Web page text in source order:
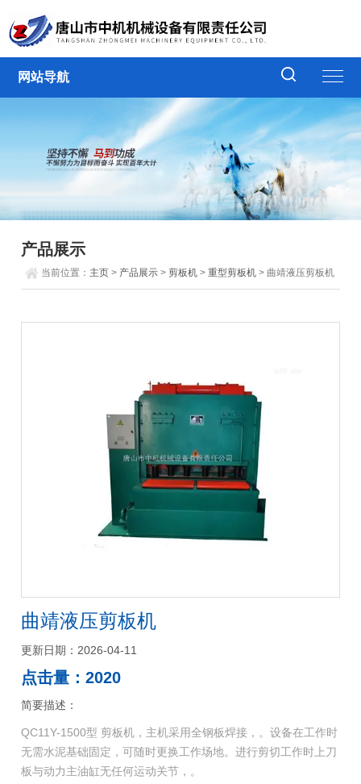
网站导航
产品展示
当前位置： 主页 > 产品展示 >剪板机 >重型剪板机 > 曲靖液压剪板机
曲靖液压剪板机
更新日期：2026-04-11
点击量：2020
简要描述：
QC11Y-1500型 剪板机，主机采用全钢板焊接，。设备在工作时
无需水泥基础固定，可随时更换工作场地。进行剪切工作时上刀
板与动力主油缸无任何运动关节，。